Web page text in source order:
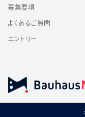
募集要項
よくあるご質問
エントリー